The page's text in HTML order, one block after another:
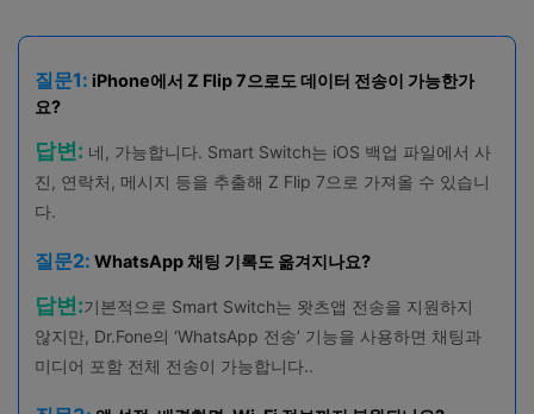
질문1: iPhone에서 Z Flip 7으로도 데이터 전송이 가능한가
요?
답변: 네, 가능합니다. Smart Switch는 iOS 백업 파일에서 사
진, 연락처, 메시지 등을 추출해 Z Flip 7으로 가져올 수 있습니
다.
질문2: WhatsApp 채팅 기록도 옮겨지나요?
답변:기본적으로 Smart Switch는 왓츠앱 전송을 지원하지
않지만, Dr.Fone의 ‘WhatsApp 전송’ 기능을 사용하면 채팅과
미디어 포함 전체 전송이 가능합니다..